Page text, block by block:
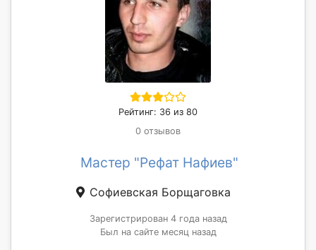
Рейтинг: 36 из 80
0 отзывов
Мастер "Рефат Нафиев"
Софиевская Борщаговка
Зарегистрирован 4 года назад
Был на сайте месяц назад